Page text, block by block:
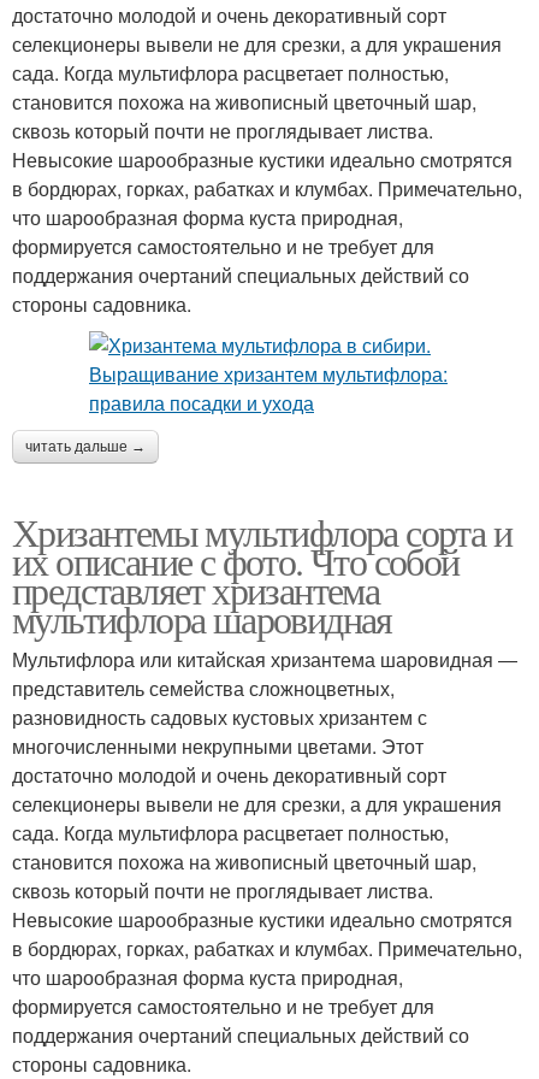
достаточно молодой и очень декоративный сорт
селекционеры вывели не для срезки, а для украшения
сада. Когда мультифлора расцветает полностью,
становится похожа на живописный цветочный шар,
сквозь который почти не проглядывает листва.
Невысокие шарообразные кустики идеально смотрятся
в бордюрах, горках, рабатках и клумбах. Примечательно,
что шарообразная форма куста природная,
формируется самостоятельно и не требует для
поддержания очертаний специальных действий со
стороны садовника.
читать дальше →
Хризантемы мультифлора сорта и
их описание с фото. Что собой
представляет хризантема
мультифлора шаровидная
Мультифлора или китайская хризантема шаровидная ―
представитель семейства сложноцветных,
разновидность садовых кустовых хризантем с
многочисленными некрупными цветами. Этот
достаточно молодой и очень декоративный сорт
селекционеры вывели не для срезки, а для украшения
сада. Когда мультифлора расцветает полностью,
становится похожа на живописный цветочный шар,
сквозь который почти не проглядывает листва.
Невысокие шарообразные кустики идеально смотрятся
в бордюрах, горках, рабатках и клумбах. Примечательно,
что шарообразная форма куста природная,
формируется самостоятельно и не требует для
поддержания очертаний специальных действий со
стороны садовника.